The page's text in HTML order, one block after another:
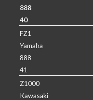
888
40
FZ1
Yamaha
888
41
Z1000
Kawasaki